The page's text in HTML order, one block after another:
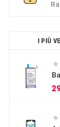
I PIÙ

